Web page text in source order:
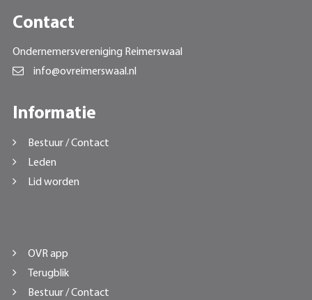
Contact
Ondernemersvereniging Reimerswaal
info@ovreimerswaal.nl
Informatie
Bestuur / Contact
Leden
Lid worden
OVR app
Terugblik
Bestuur / Contact